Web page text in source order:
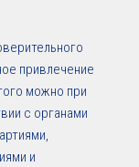
привлечение
можно при
с органами
и